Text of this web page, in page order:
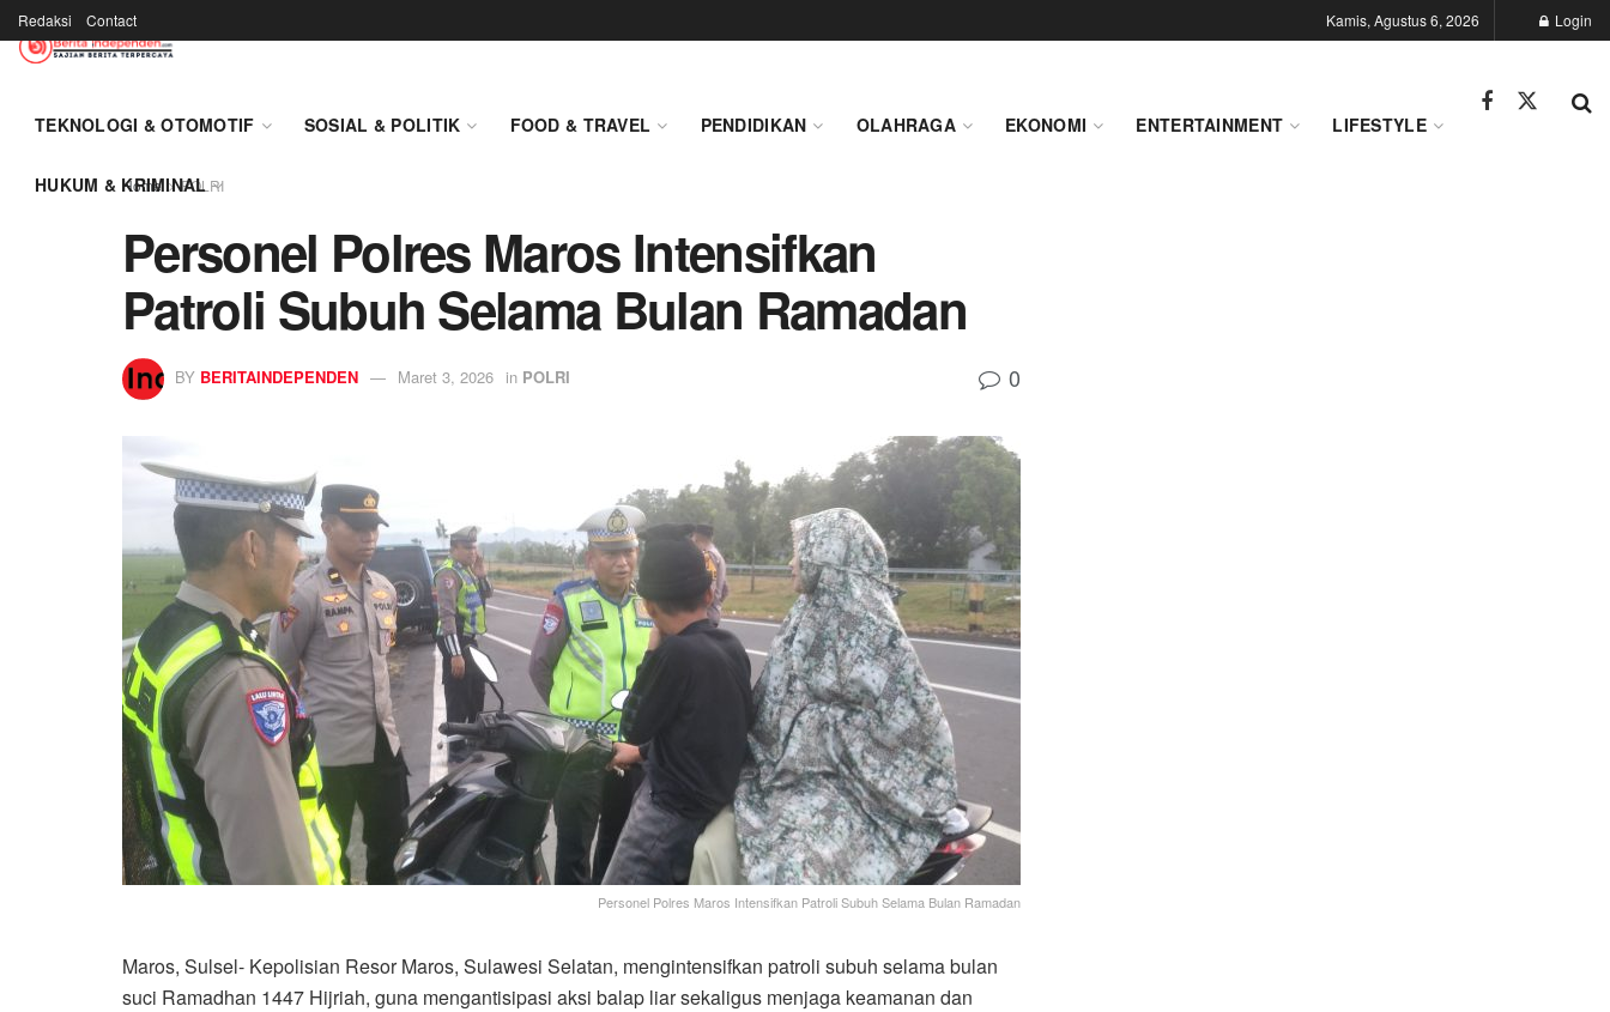
Redaksi Contact Kamis, Agustus 6, 2026 Login
TEKNOLOGI & OTOMOTIF SOSIAL & POLITIK FOOD & TRAVEL PENDIDIKAN OLAHRAGA EKONOMI ENTERTAINMENT LIFESTYLE
HUKUM & KRIMINAL
Home POLRI
Personel Polres Maros Intensifkan
Patroli Subuh Selama Bulan Ramadan
BY BERITAINDEPENDEN Maret 3, 2026 in POLRI 0
Personel Polres Maros Intensifkan Patroli Subuh Selama Bulan Ramadan
Maros, Sulsel- Kepolisian Resor Maros, Sulawesi Selatan, mengintensifkan patroli subuh selama bulan
suci Ramadhan 1447 Hijriah, guna mengantisipasi aksi balap liar sekaligus menjaga keamanan dan